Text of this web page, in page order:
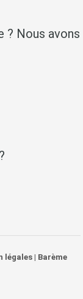
? Nous avons
légales| Barème